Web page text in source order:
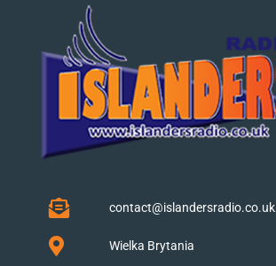
contact@islandersradio.co.uk
Wielka Brytania